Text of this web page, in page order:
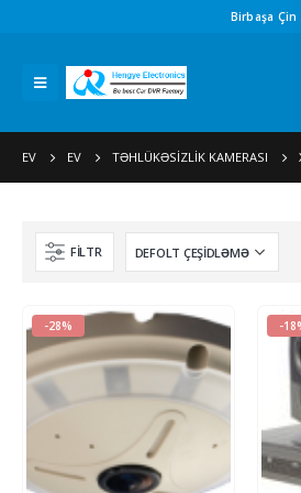
Birbaşa
EV EV TƏHLÜKƏSIZLIK KAMERASI
FILTR
-28% -